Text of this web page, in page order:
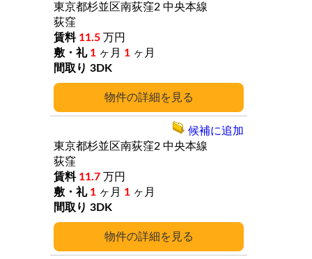
詳細
東京都杉並区南荻窪2 中央本線
荻窪
11.5 万円
1 ヶ月 1 ヶ月
3DK
詳細
東京都杉並区南荻窪2 中央本線
荻窪
11.7 万円
1 ヶ月 1 ヶ月
3DK
候補に追加